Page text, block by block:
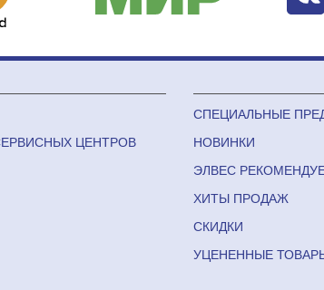
ЦЕНТРОВ
СПЕЦИАЛЬНЫЕ
НОВИНКИ
ЭЛВЕС
ХИТЫ ПРОДАЖ
СКИДКИ
УЦЕНЕННЫЕ